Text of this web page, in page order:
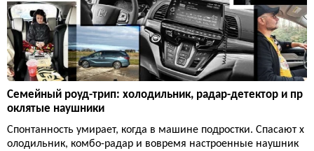
Семейный роуд-трип: холодильник, радар-детектор и пр
оклятые наушники
Спонтанность умирает, когда в машине подростки. Спасают х
олодильник, комбо-радар и вовремя настроенные наушник